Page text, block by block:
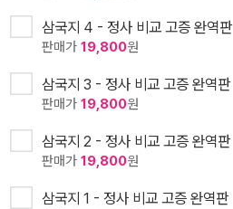
삼국지 4 - 정사 비교 고증 완역판
판매가 19,800원
삼국지 3 - 정사 비교 고증 완역판
판매가 19,800원
삼국지 2 - 정사 비교 고증 완역판
판매가 19,800원
삼국지 1 - 정사 비교 고증 완역판